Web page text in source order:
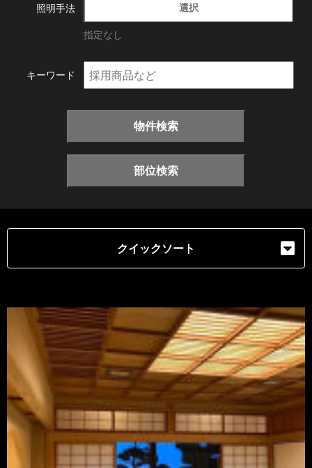
照明手法 選択
指定なし
キーワード
物件検索
部位検索
クイックソート